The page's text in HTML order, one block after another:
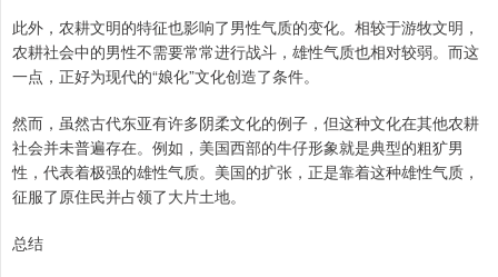
此外，农耕文明的特征也影响了男性气质的变化。相较于游牧文明，
农耕社会中的男性不需要常常进行战斗，雄性气质也相对较弱。而这
一点，正好为现代的“娘化”文化创造了条件。
然而，虽然古代东亚有许多阴柔文化的例子，但这种文化在其他农耕
社会并未普遍存在。例如，美国西部的牛仔形象就是典型的粗犷男
性，代表着极强的雄性气质。美国的扩张，正是靠着这种雄性气质，
征服了原住民并占领了大片土地。
总结